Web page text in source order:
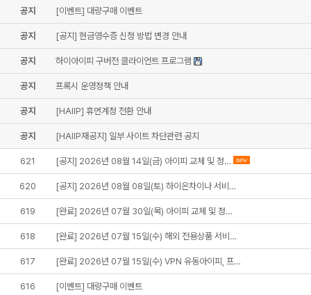
공지 [이벤트] 대량구매 이벤트
공지 [공지] 현금영수증 신청 방법 변경 안내
공지 하이아이피 구버전 클라이언트 프로그램
공지 프록시 운영정책 안내
공지 [HAIIP] 휴먼계정 전환 안내
공지 [HAIIP재공지] 일부 사이트 차단관련 공지
621 [공지] 2026년 08월 14일(금) 아이피 교체 및 정… new
620 [공지] 2026년 08월 08일(토) 하이온차이나 서비…
619 [완료] 2026년 07월 30일(목) 아이피 교체 및 정…
618 [완료] 2026년 07월 15일(수) 해외 전용상품 서비…
617 [완료] 2026년 07월 15일(수) VPN 유동아이피, 프…
616 [이벤트] 대량구매 이벤트